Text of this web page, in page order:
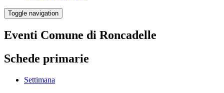
Toggle navigation
Eventi Comune di Roncadelle
Schede primarie
Settimana